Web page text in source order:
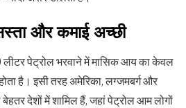
और कमाई अच्छी
पेट्रोल भरवाने में मासिक आय का केवल
है। इसी तरह अमेरिका, लग्जमबर्ग और
देशों में शामिल हैं, जहां पेट्रोल आम लोगों